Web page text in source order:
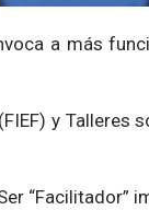
a más
y Talleres
“Facilitador”